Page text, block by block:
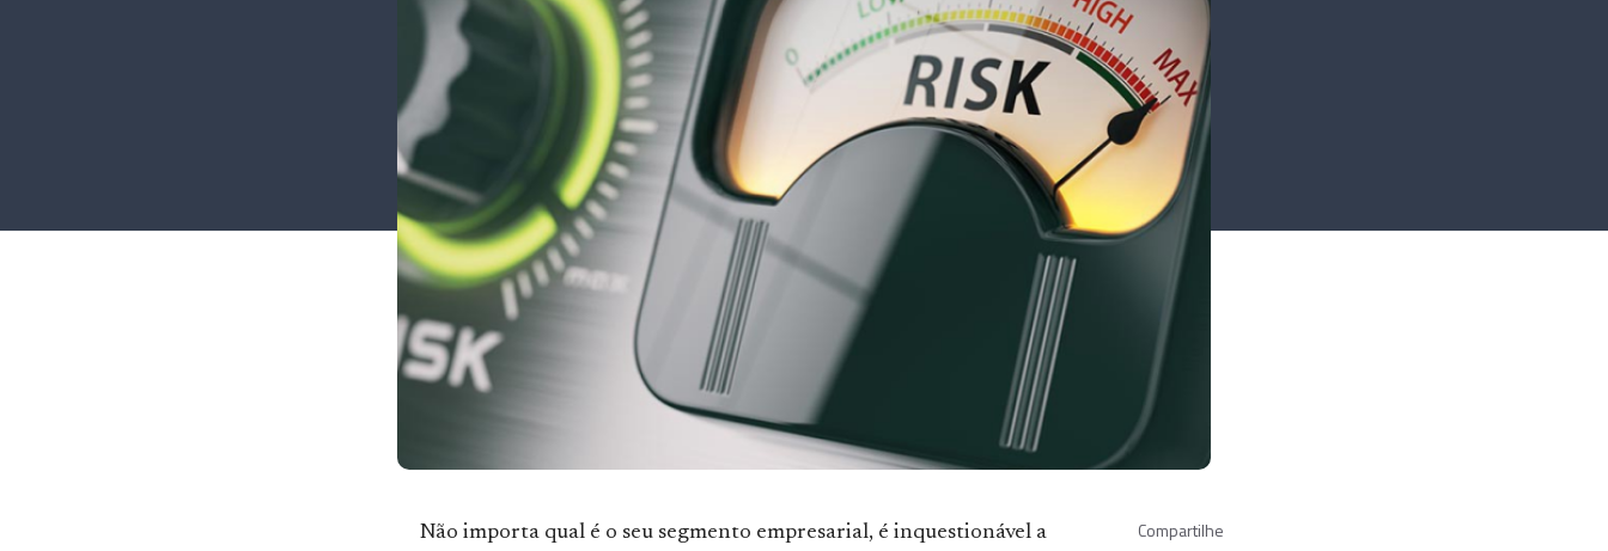
Não importa qual é o seu segmento empresarial, é inquestionável a
Compartilhe